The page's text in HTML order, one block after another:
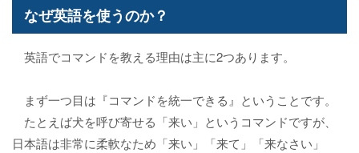
なぜ英語を使うのか？
英語でコマンドを教える理由は主に2つあります。
まず一つ目は『コマンドを統一できる』ということです。
たとえば犬を呼び寄せる「来い」というコマンドですが、
日本語は非常に柔軟なため「来い」「来て」「来なさい」